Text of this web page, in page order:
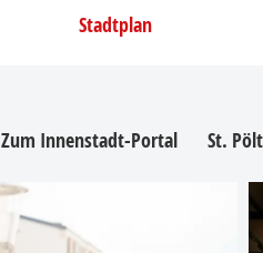
Stadtplan
Zum Innenstadt-Portal St.